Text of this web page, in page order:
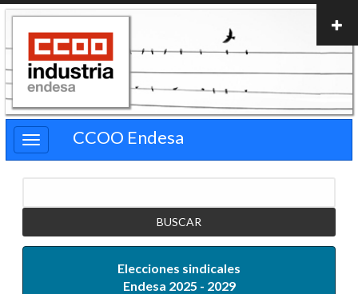
Pasar
contenido
principal
CCOO Endesa
Elecciones sindicales
Endesa 2025 - 2029